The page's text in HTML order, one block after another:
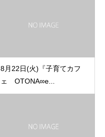
8月22日(火)『子育てカフ
ェ OTONA∞e...